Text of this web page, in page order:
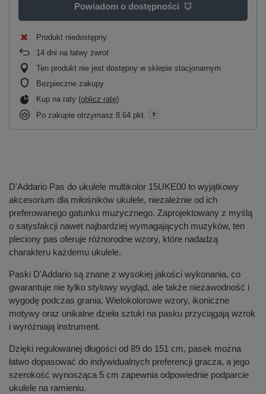
Powiadom o dostępności
Produkt niedostępny
14 dni na łatwy zwrot
Ten produkt nie jest dostępny w sklepie stacjonarnym
Bezpieczne zakupy
Kup na raty (oblicz ratę)
Po zakupie otrzymasz 8.64 pkt.
D'Addario Pas do ukulele multikolor 15UKE00 to wyjątkowy
akcesorium dla miłośników ukulele, niezależnie od ich
preferowanego gatunku muzycznego. Zaprojektowany z myślą
o satysfakcji nawet najbardziej wymagających muzyków, ten
pleciony pas oferuje różnorodne wzory, które nadadzą
charakteru każdemu ukulele.
Paski D'Addario są znane z wysokiej jakości wykonania, co
gwarantuje nie tylko stylowy wygląd, ale także niezawodność i
wygodę podczas grania. Wielokolorowe wzory, ikoniczne
motywy oraz unikalne dzieła sztuki na pasku przyciągają wzrok
i wyróżniają instrument.
Dzięki regulowanej długości od 89 do 151 cm, pasek można
łatwo dopasować do indywidualnych preferencji gracza, a jego
szerokość wynosząca 5 cm zapewnia odpowiednie podparcie
ukulele na ramieniu.